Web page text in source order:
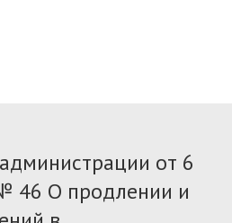
от 6
46 О продлении и